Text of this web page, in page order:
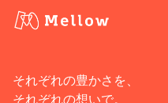
それぞれの豊かさを、
それぞれの想いで。